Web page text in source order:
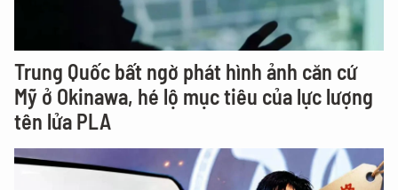
Trung Quốc bất ngờ phát hình ảnh căn cứ
Mỹ ở Okinawa, hé lộ mục tiêu của lực lượng
tên lửa PLA